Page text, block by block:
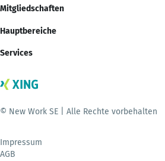
Mitgliedschaften
Hauptbereiche
Services
© New Work SE | Alle Rechte vorbehalten
Impressum
AGB